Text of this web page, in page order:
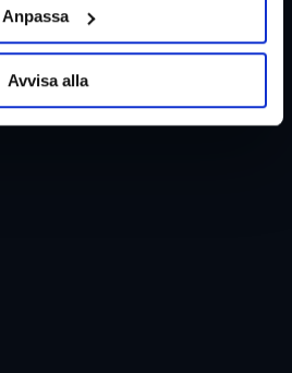
Anpassa
Avvisa alla
EverTrek
Grupp & Konferens
Kontakta oss